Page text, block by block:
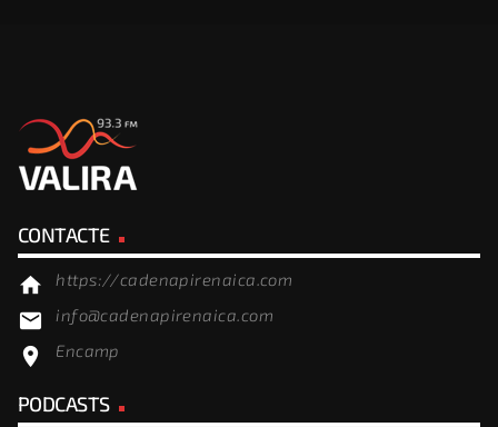
CONTACTE
home https://cadenapirenaica.com
email info@cadenapirenaica.com
location_on Encamp
PODCASTS